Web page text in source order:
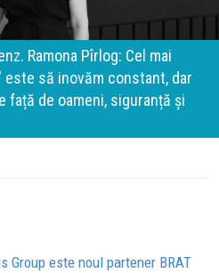
Ramona Pîrlog: Cel mai
să inovăm constant, dar
față de oameni, siguranță și
Group este noul partener BRAT